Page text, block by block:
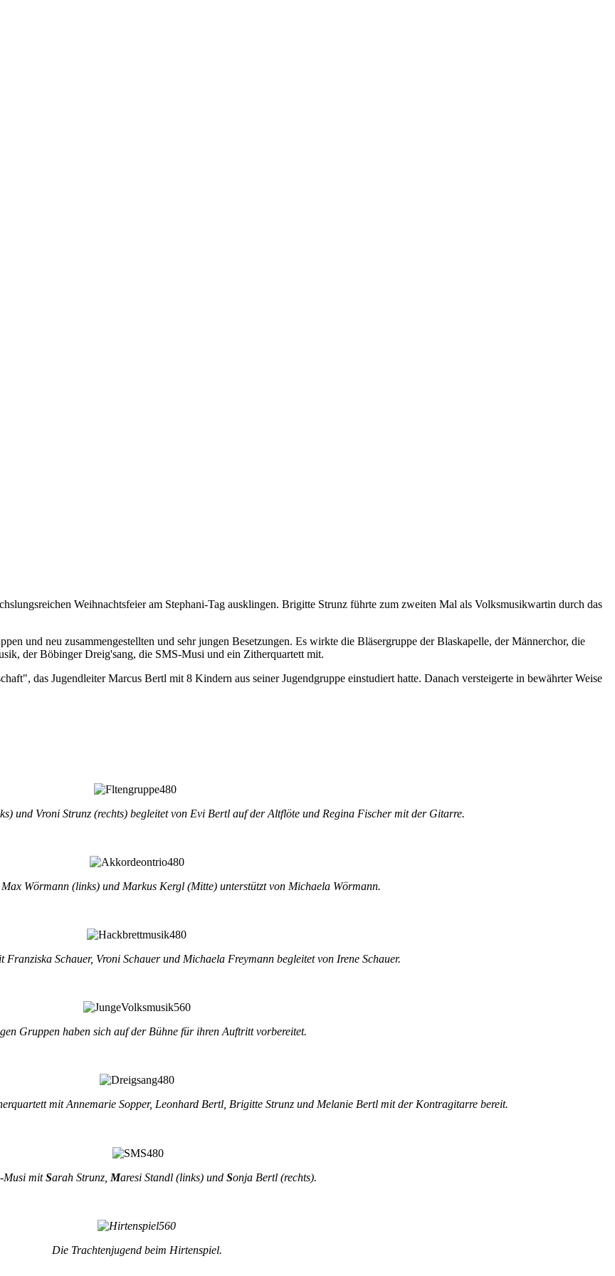
Weihnachtsfeier am Stephani-Tag ausklingen. Brigitte Strunz führte zum zweiten Mal als Volksmusikwartin durch das
und neu zusammengestellten und sehr jungen Besetzungen. Es wirkte die Bläsergruppe der Blaskapelle, der Männerchor, die
der Böbinger Dreig'sang, die SMS-Musi und ein Zitherquartett mit.
das Jugendleiter Marcus Bertl mit 8 Kindern aus seiner Jugendgruppe einstudiert hatte. Danach versteigerte in bewährter Weise
und Vroni Strunz (rechts) begleitet von Evi Bertl auf der Altflöte und Regina Fischer mit der Gitarre.
Wörmann (links) und Markus Kergl (Mitte) unterstützt von Michaela Wörmann.
Schauer, Vroni Schauer und Michaela Freymann begleitet von Irene Schauer.
Gruppen haben sich auf der Bühne für ihren Auftritt vorbereitet.
mit Annemarie Sopper, Leonhard Bertl, Brigitte Strunz und Melanie Bertl mit der Kontragitarre bereit.
Musi mitSarah Strunz, Maresi Standl (links) und Sonja Bertl (rechts).
Die Trachtenjugend beim Hirtenspiel.